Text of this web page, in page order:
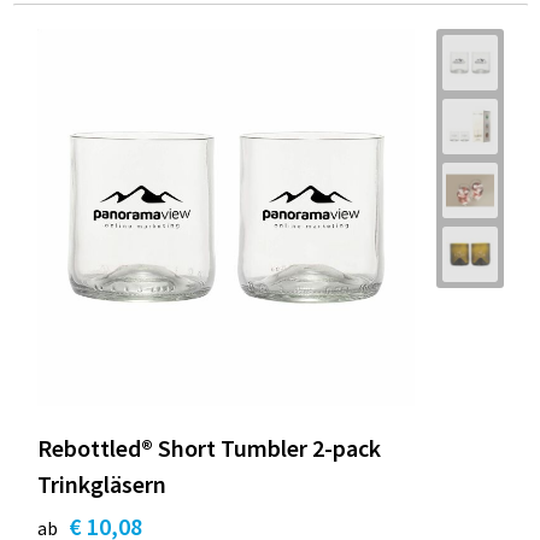
Rebottled® Short Tumbler 2-pack
Trinkgläsern
ab € 10,08